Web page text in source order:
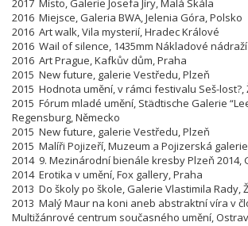
2017 Místo, Galerie Josefa Jíry, Malá Skála
2016 Miejsce, Galeria BWA, Jelenia Góra, Polsko
2016 Art walk, Vila mysterií, Hradec Králové
2016 Wail of silence, 1435mm Nákladové
2016 Art Prague, Kafkův dům, Praha
2015 New future, galerie Vestředu, Plzeň
2015 Hodnota umění, v rámci festivalu Seš-lost?,
2015 Fórum mladé umění, Städtische Galerie
Regensburg, Německo
2015 New future, galerie Vestředu, Plzeň
2015 Malíři Pojizeří, Muzeum a Pojizerská
2014 9. Mezinárodní bienále kresby Plzeň 2014,
2014 Erotika v umění, Fox gallery, Praha
2013 Do školy po škole, Galerie Vlastimila Rady,
2013 Malý Maur na koni aneb abstraktní víra v
Multižánrové centrum současného umění,